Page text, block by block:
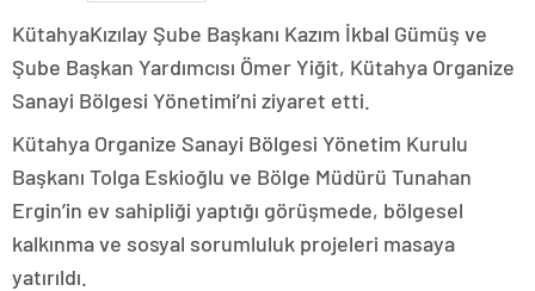
KütahyaKızılay Şube Başkanı Kazım İkbal Gümüş ve
Şube Başkan Yardımcısı Ömer Yiğit, Kütahya Organize
Sanayi Bölgesi Yönetimi’ni ziyaret etti.
Kütahya Organize Sanayi Bölgesi Yönetim Kurulu
Başkanı Tolga Eskioğlu ve Bölge Müdürü Tunahan
Ergin’in ev sahipliği yaptığı görüşmede, bölgesel
kalkınma ve sosyal sorumluluk projeleri masaya
yatırıldı.